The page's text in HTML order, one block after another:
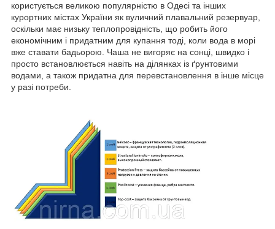
користується великою популярністю в Одесі та інших
курортних містах України як вуличний плавальний резервуар,
оскільки має низьку теплопровідність, що робить його
економічним і придатним для купання тоді, коли вода в морі
вже ставати бадьорою. Чаша не вигоряє на сонці, швидко і
просто встановлюється навіть на ділянках із ґрунтовими
водами, а також придатна для перевстановлення в інше місце
у разі потреби.